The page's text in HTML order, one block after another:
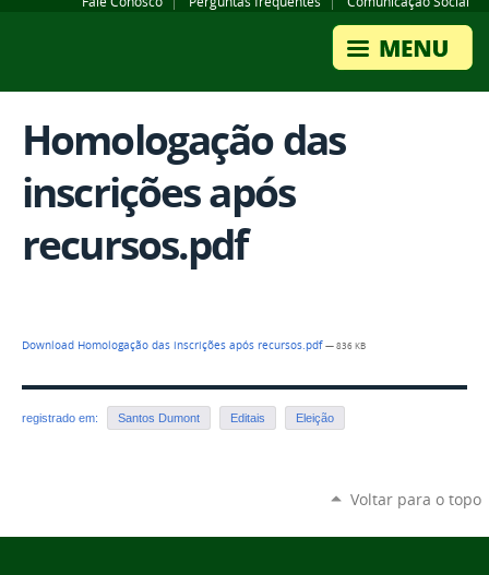
Homologação das
inscrições após
recursos.pdf
Download Homologação das inscrições após recursos.pdf— 836 KB
registrado em: Santos Dumont Editais Eleição
Voltar para o topo